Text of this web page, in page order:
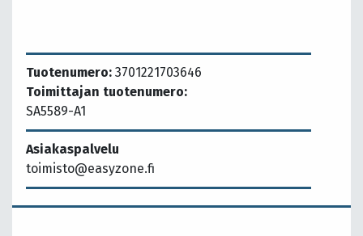
Tuotenumero: 3701221703646
Toimittajan tuotenumero:
SA5589-A1
Asiakaspalvelu
toimisto@easyzone.fi